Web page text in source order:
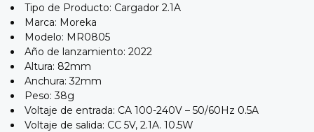
Tipo de Producto: Cargador 2.1A
Marca: Moreka
Modelo: MR0805
Año de lanzamiento: 2022
Altura: 82mm
Anchura: 32mm
Peso: 38g
Voltaje de entrada: CA 100-240V – 50/60Hz 0.5A
Voltaje de salida: CC 5V, 2.1A. 10.5W